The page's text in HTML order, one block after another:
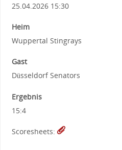
25.04.2026 15:30
Heim
Wuppertal Stingrays
Gast
Düsseldorf Senators
Ergebnis
15:4
Scoresheets: